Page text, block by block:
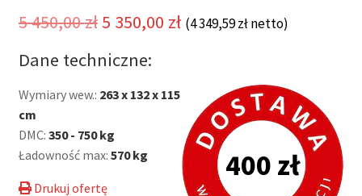
5 450,00zł Pierwotna
cena
450,00 zł.
5 350,00 złAktualna
350,00 zł.
(4 349,59złnetto)
Dane techniczne:
400 zł
Wymiary wew.: 263 x 132 x 115
cm
DMC: 350 - 750 kg
Ładowność max: 570 kg
Drukuj ofertę